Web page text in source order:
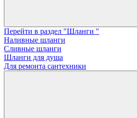
Перейти в раздел "Шланги "
Наливные шланги
Сливные шланги
Шланги для душа
Для ремонта сантехники